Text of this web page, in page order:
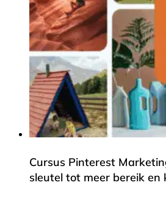
Cursus Pinterest
sleutel tot meer bereik en